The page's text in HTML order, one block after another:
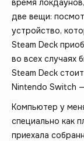
две вещи:
устройство,
Steam Deck
во всех случаях
Steam Deck
Nintendo Switch
Компьютер у
специально как
приехала